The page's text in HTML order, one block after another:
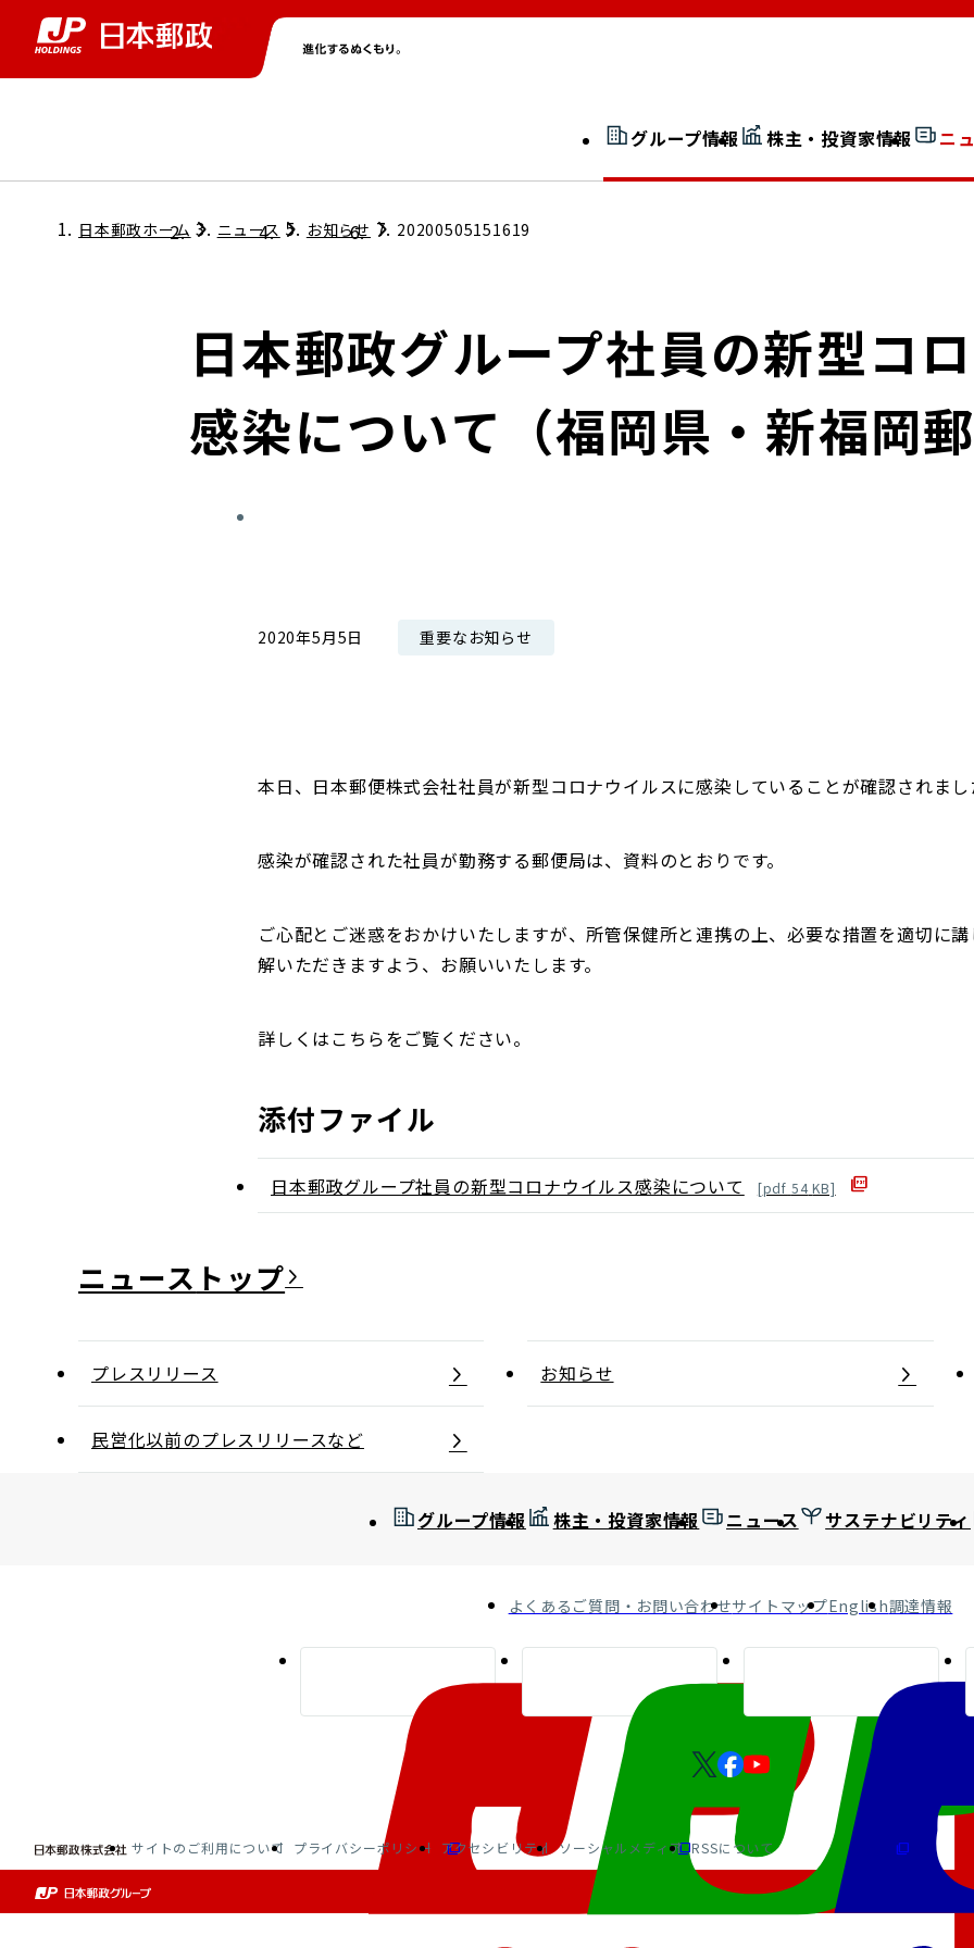
グループ情報
グループ情報トップ 社長室通信
JP 改革実行委員会
広告ギャラリー
株主・投資家情報
株主・投資家情報トップ
個人投資家のみなさまへ
ニ
ニューストップ
サステナビリティトップ
担当役員メッセージ
サステナビリティマネジメント
開示情報検索
採用情報トップ
日本郵政ホーム ニュース お知らせ 20200505151619
日本郵政グループ社員の新型コ
感染について（福岡県・新福岡郵
2020年5月5日 重要なお知らせ
本日、日本郵便株式会社社員が新型コロナウイルスに感染していることが確認されまし
感染が確認された社員が勤務する郵便局は、資料のとおりです。
ご心配とご迷惑をおかけいたしますが、所管保健所と連携の上、必要な措置を適切に
解いただきますよう、お願いいたします。
詳しくはこちらをご覧ください。
添付ファイル
日本郵政グループ社員の新型コロナウイルス感染について [pdf 54 KB]
ニュース
プレスリリース お知らせ
民営化以前のプレスリリースなど
グループ情報 株主・投資家情報 ニュース サステナビリティ
よくあるご質問・お問い合わせサイトマップEnglish調達情報
サイトのご利用について プライバシーポリシー アクセシビリティ ソーシャルメディア RSSについて